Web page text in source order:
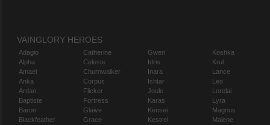
VAINGLORY HEROES
Adagio
Alpha
Amael
Anka
Ardan
Baptiste
Baron
Blackfeather
Catherine
Celeste
Churnwalker
Corpus
Flicker
Fortress
Glaive
Grace
Gwen
Idris
Inara
Ishtar
Joule
Karas
Kensei
Kestrel
Koshka
Krul
Lance
Leo
Lorelai
Lyra
Magnus
Malene